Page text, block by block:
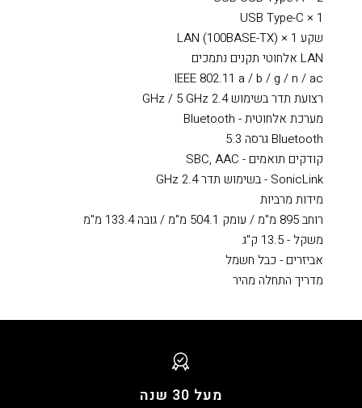
USB Type-C × 1
שקע LAN (100BASE-TX) × 1
LAN אלחוטי תקנים נתמכים
IEEE 802.11 a / b / g / n / ac
רצועת תדר בשימוש 2.4 GHz / 5 GHz
מערכת אלחוטית - Bluetooth
Bluetooth גרסה 5.3
קודקים תואמים - SBC, AAC
SonicLink - בשימוש תדר 2.4 GHz
מידות מרביות
רוחב 895 מ"מ / עומק 504.1 מ"מ / גובה 133.4 מ"מ
משקל - 13.5 ק"ג
אביזרים - כבל חשמל
מדריך התחלה מהיר
מעל 30 שנה